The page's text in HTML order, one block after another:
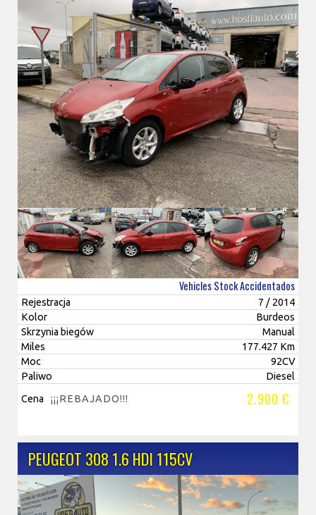
Vehicles Stock Accidentados
Rejestracja
7 / 2014
Kolor
Burdeos
Skrzynia biegów
Manual
Miles
177.427 Km
Moc
92CV
Paliwo
Diesel
Cena
¡¡¡REBAJADO!!! 2.900 €
PEUGEOT 308 1.6 HDI 115CV